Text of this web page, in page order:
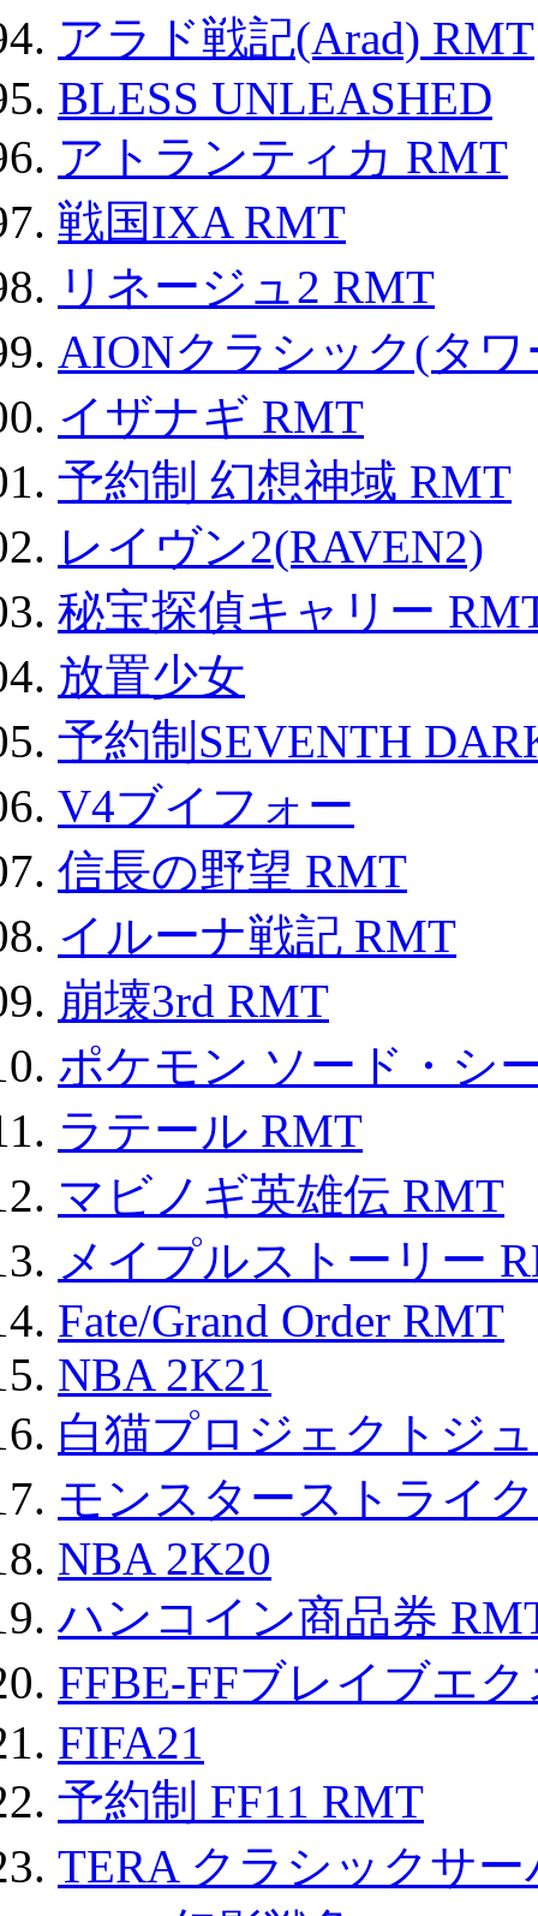
アラド戦記(Arad) RMT
BLESS UNLEASHED
アトランティカ RMT
戦国IXA RMT
リネージュ2 RMT
AIONクラシック(タ
イザナギ RMT
予約制 幻想神域 RMT
レイヴン2(RAVEN2)
秘宝探偵キャリー
放置少女
予約制SEVENTH
V4ブイフォー
信長の野望 RMT
イルーナ戦記 RMT
崩壊3rd RMT
ポケモン ソード・シ
ラテール RMT
マビノギ英雄伝 RMT
メイプルストーリー
Fate/Grand Order RMT
NBA 2K21
白猫プロジェクトジ
モンスターストライ
NBA 2K20
ハンコイン商品券
FFBE-FFブレイブエ
FIFA21
予約制 FF11 RMT
TERA クラシックサ